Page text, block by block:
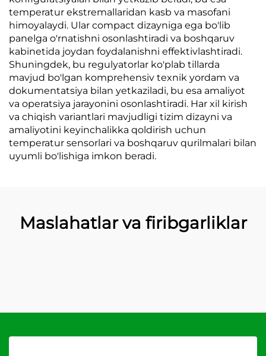
temperatur ekstremallaridan kasb va masofani
himoyalaydi. Ular compact dizayniga ega bo'lib
panelga o'rnatishni osonlashtiradi va boshqaruv
kabinetida joydan foydalanishni effektivlashtiradi.
Shuningdek, bu regulyatorlar ko'plab tillarda
mavjud bo'lgan komprehensiv texnik yordam va
dokumentatsiya bilan yetkaziladi, bu esa amaliyot
va operatsiya jarayonini osonlashtiradi. Har xil kirish
va chiqish variantlari mavjudligi tizim dizayni va
amaliyotini keyinchalikka qoldirish uchun
temperatur sensorlari va boshqaruv qurilmalari bilan
uyumli bo'lishiga imkon beradi.
Maslahatlar va firibgarliklar